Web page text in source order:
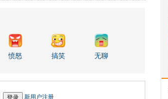
愤怒 搞笑 无聊
新用户注册